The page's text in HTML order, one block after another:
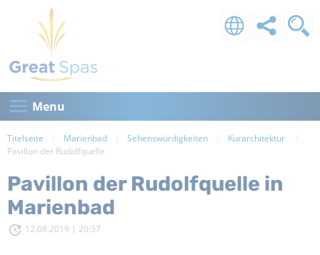
Menu
Titelseite Marienbad Sehenswürdigkeiten
Kurarchitektur
Current:
Pavillon der Rudolfquelle
Pavillon der Rudolfquelle in
Marienbad
12.08.2019 | 20:37